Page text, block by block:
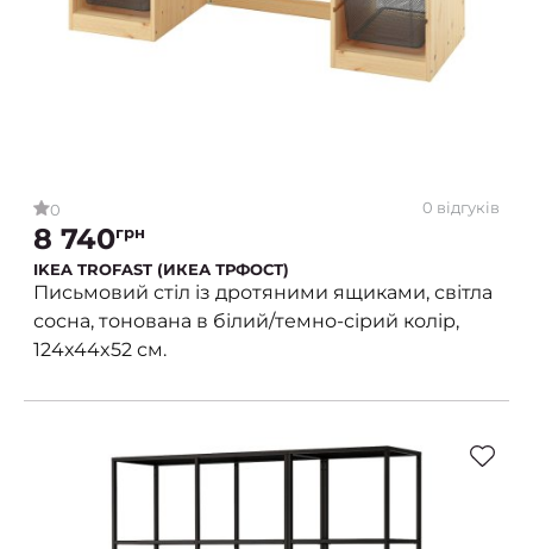
0 0 відгуків
8 740грн
IKEA TROFAST (ИКЕА ТРФОСТ)
Письмовий стіл із дротяними ящиками, світла
сосна, тонована в білий/темно-сірий колір,
124x44x52 см.